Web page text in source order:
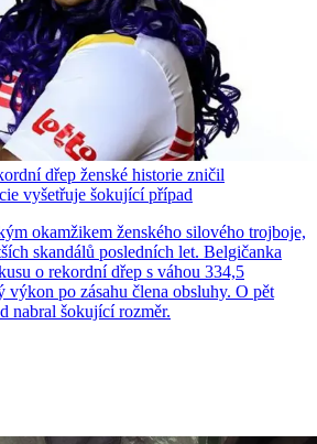
dřep ženské historie zničil
vyšetřuje šokující případ
okamžikem ženského silového trojboje,
skandálů posledních let. Belgičanka
o rekordní dřep s váhou 334,5
výkon po zásahu člena obsluhy. O pět
nabral šokující rozměr.